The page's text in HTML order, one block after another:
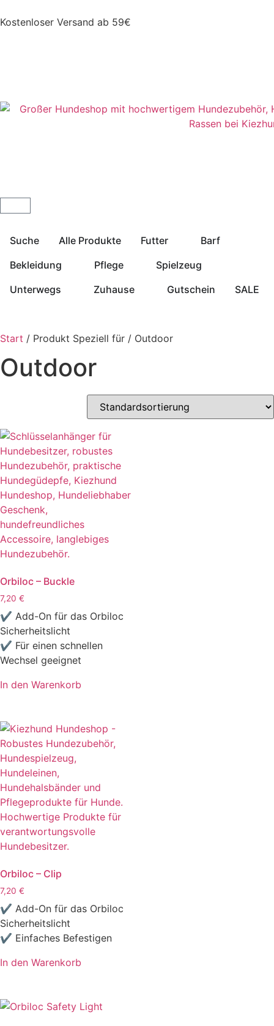
Kostenloser Versand ab 59€
Suche Alle Produkte Futter
Barf
Bekleidung
Pflege
Spielzeug
Unterwegs
Zuhause Gutschein SALE
Start / Produkt Speziell für / Outdoor
Outdoor
Orbiloc – Buckle
7,20 €
✔ Add-On für das Orbiloc
Sicherheitslicht
✔ Für einen schnellen
Wechsel geeignet
In den Warenkorb
Orbiloc – Clip
7,20 €
✔ Add-On für das Orbiloc
Sicherheitslicht
✔ Einfaches Befestigen
In den Warenkorb